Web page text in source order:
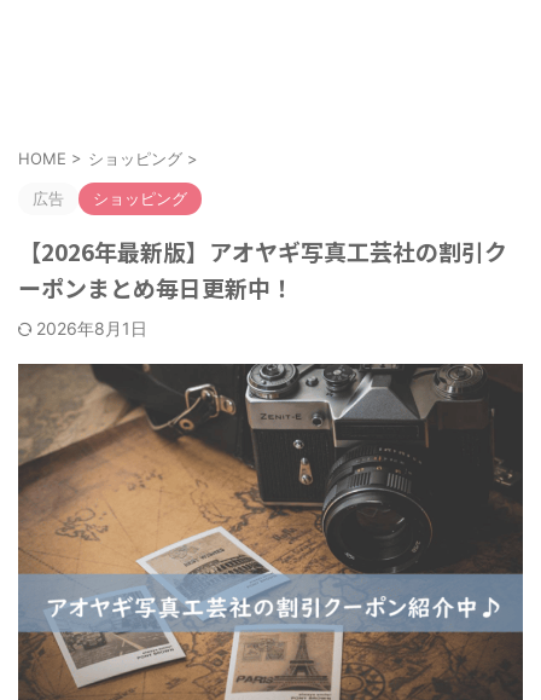
HOME > ショッピング >
広告 ショッピング
【2026年最新版】アオヤギ写真工芸社の割引ク
ーポンまとめ毎日更新中！
2026年8月1日